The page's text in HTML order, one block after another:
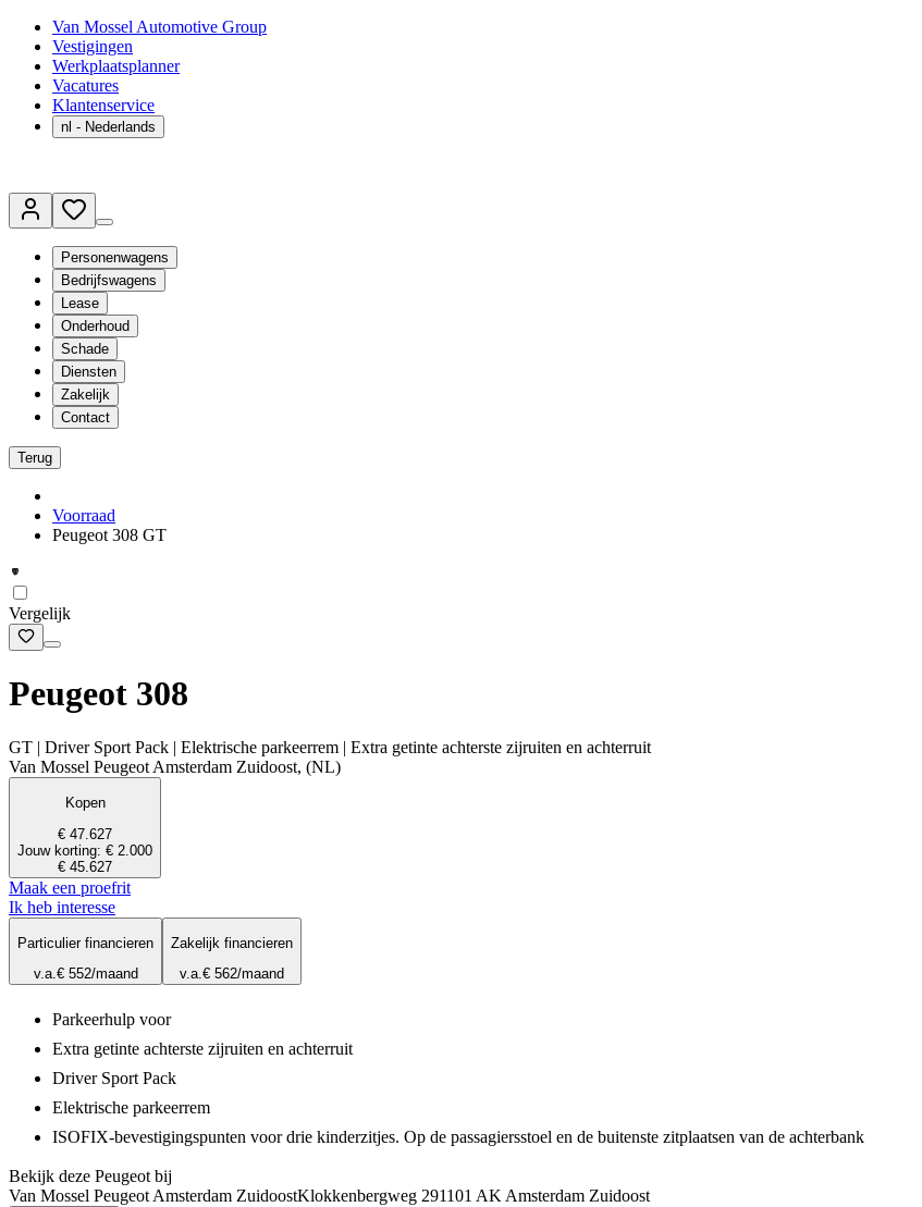
Van Mossel Automotive Group
Vestigingen
Werkplaatsplanner
Vacatures
Klantenservice
nl - Nederlands
Personenwagens
Bedrijfswagens
Lease
Onderhoud
Schade
Diensten
Zakelijk
Contact
Terug
Voorraad
Peugeot 308 GT
Vergelijk
Peugeot 308
GT | Driver Sport Pack | Elektrische parkeerrem | Extra getinte achterste zijruiten en achterruit
Van Mossel Peugeot Amsterdam Zuidoost, (NL)
Kopen
€ 47.627
Jouw korting: € 2.000
€ 45.627
Maak een proefrit
Ik heb interesse
Particulier financieren
v.a.€ 552/maand
Zakelijk financieren
v.a.€ 562/maand
Parkeerhulp voor
Extra getinte achterste zijruiten en achterruit
Driver Sport Pack
Elektrische parkeerrem
ISOFIX-bevestigingspunten voor drie kinderzitjes. Op de passagiersstoel en de buitenste zitplaatsen van de achterbank
Bekijk deze Peugeot bij
Van Mossel Peugeot Amsterdam ZuidoostKlokkenbergweg 291101 AK Amsterdam Zuidoost